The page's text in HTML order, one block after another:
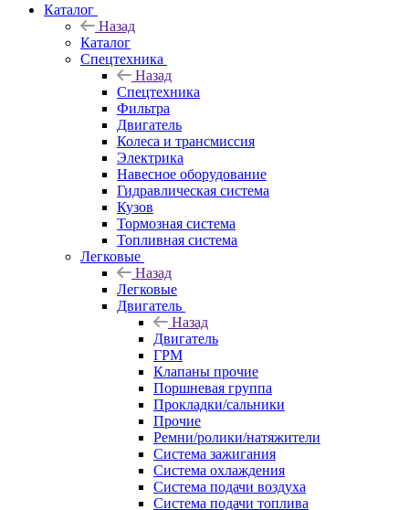
Каталог
Назад
Каталог
Спецтехника
Назад
Спецтехника
Фильтра
Двигатель
Колеса и трансмиссия
Электрика
Навесное оборудование
Гидравлическая система
Кузов
Тормозная система
Топливная система
Легковые
Назад
Легковые
Двигатель
Назад
Двигатель
ГРМ
Клапаны прочие
Поршневая группа
Прокладки/сальники
Прочие
Ремни/ролики/натяжители
Система зажигания
Система охлаждения
Система подачи воздуха
Система подачи топлива